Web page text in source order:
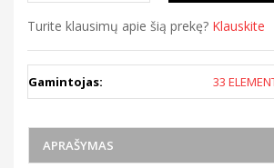
Turite klausimų apie šią prekę? Klauskite
Gamintojas: 33
APRAŠYMAS